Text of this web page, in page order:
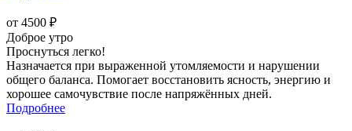
от 4500 ₽
Доброе утро
Проснуться легко!
Назначается при выраженной утомляемости и нарушении
общего баланса. Помогает восстановить ясность, энергию и
хорошее самочувствие после напряжённых дней.
Подробнее